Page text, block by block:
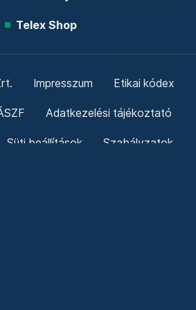
Telex Shop
Impresszum Etikai kódex
Adatkezelési tájékoztató
Süti beállítások Szabályzatok